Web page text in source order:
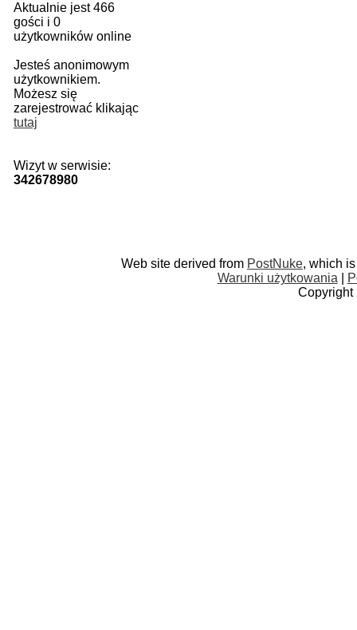
Aktualnie jest 466
gości i 0
użytkowników online
Jesteś anonimowym
użytkownikiem.
Możesz się
zarejestrować klikając
tutaj
Wizyt w serwisie:
342678980
Web site derived from PostNuke, which
Warunki użytkowania
Copyright